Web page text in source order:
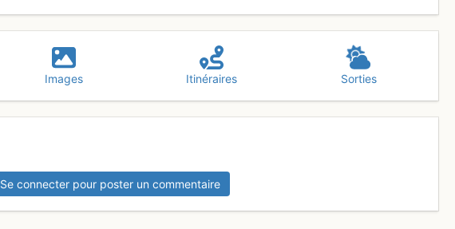
Images Itinéraires Sorties
Se connecter pour poster un commentaire